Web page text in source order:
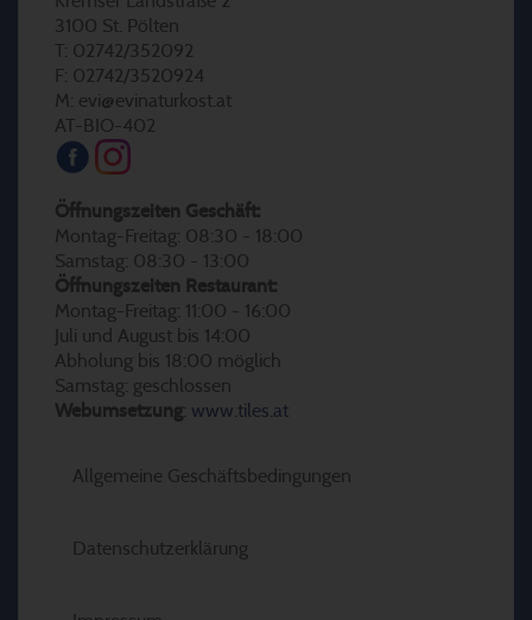
3100 St. Pölten
T: 02742/352092
F: 02742/3520924
M: evi@evinaturkost.at
AT-BIO-402
Öffnungszeiten Geschäft:
Montag-Freitag: 08:30 - 18:00
Samstag: 08:30 - 13:00
Öffnungszeiten Restaurant:
Montag-Freitag: 11:00 - 16:00
Juli und August bis 14:00
Abholung bis 18:00 möglich
Samstag: geschlossen
Webumsetzung: www.tiles.at
Allgemeine Geschäftsbedingungen
Datenschutzerklärung